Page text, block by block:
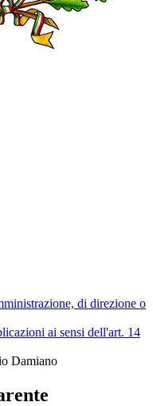
di direzione o
ai sensi dell'art. 14
Damiano